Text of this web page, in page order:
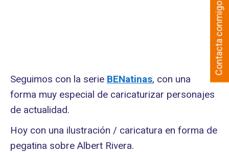
Seguimos con la serie BENatinas, con una
forma muy especial de caricaturizar personajes
de actualidad.
Hoy con una ilustración / caricatura en forma de
pegatina sobre Albert Rivera.
Contacta conmigo